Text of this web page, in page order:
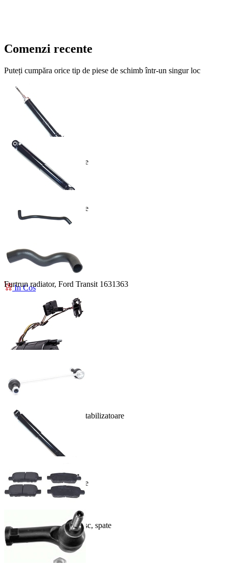
Comenzi recente
Puteți cumpăra orice tip de piese de schimb într-un singur loc
Amortizor suspensie spate
Amortizor suspensie spate
Furtun radiator
In Cos
Furtrun radiator, Ford Transit 1631363
Distribuitor
In Cos
Bieleta antiruliu, bieleta stabilizatoare
118.00 lei
Amortizor suspensie spate
Set placute frana,frana disc, spate
168.00 lei